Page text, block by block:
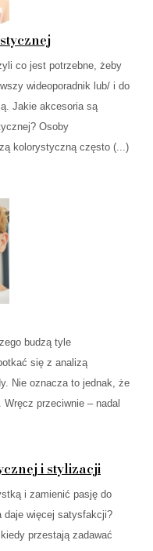
co jest potrzebne, żeby
wideoporadnik lub/ i do
Jakie akcesoria są
Osoby
kolorystyczną często (...)
budzą tyle
się z analizą
Nie oznacza to jednak, że
przeciwnie – nadal
i stylizacji
i zamienić pasję do
daje więcej satysfakcji?
przestają zadawać